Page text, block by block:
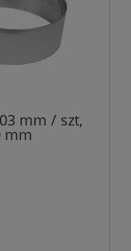
mm / szt,
mm